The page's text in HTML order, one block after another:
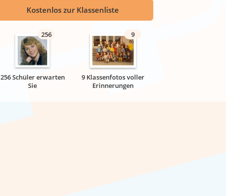
Kostenlos zur Klassenliste
256
256 Schüler erwarten
Sie
9
9 Klassenfotos voller
Erinnerungen